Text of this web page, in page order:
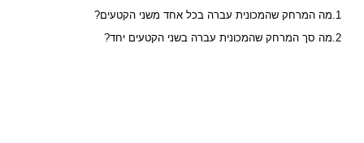
1.מה המרחק שהמכונית עברה בכל אחד משני הקטעים?
2.מה סך המרחק שהמכונית עברה בשני הקטעים יחד?